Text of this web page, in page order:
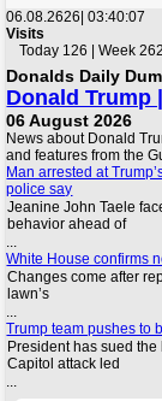
06.08.2626|03:40:07
Visits
Today 126 | Week
Donalds Daily
Donald Trump
06 August 2026
News about Donald
and features from the
Man arrested at
police say
Jeanine John Taele
behavior ahead of
...
White House confirms
Changes come after
lawn’s
...
Trump team pushes to
President has sued
Capitol attack led
...